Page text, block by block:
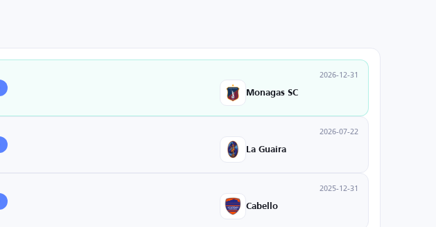
2026-12-31
Monagas SC
2026-07-22
La Guaira
2025-12-31
Cabello